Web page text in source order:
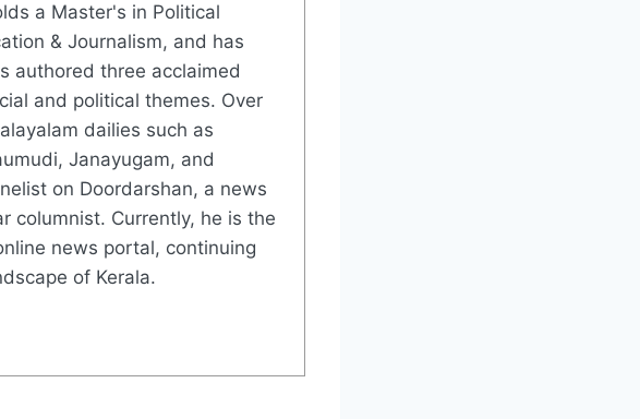
a Master's in Political
& Journalism, and has
authored three acclaimed
and political themes. Over
dailies such as
Janayugam, and
on Doordarshan, a news
columnist. Currently, he is the
news portal, continuing
of Kerala.